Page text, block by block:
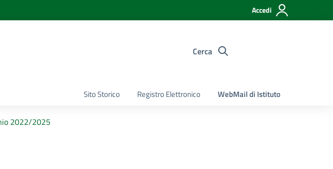
Accedi
Cerca
Sito Storico Registro Elettronico WebMail di Istituto
2022/2025